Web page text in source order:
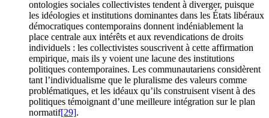
ontologies sociales collectivistes tendent à diverger, puisque
les idéologies et institutions dominantes dans les États libéraux
démocratiques contemporains donnent indéniablement la
place centrale aux intérêts et aux revendications de droits
individuels : les collectivistes souscrivent à cette affirmation
empirique, mais ils y voient une lacune des institutions
politiques contemporaines. Les communautariens considèrent
tant l’individualisme que le pluralisme des valeurs comme
problématiques, et les idéaux qu’ils construisent visent à des
politiques témoignant d’une meilleure intégration sur le plan
normatif[29].